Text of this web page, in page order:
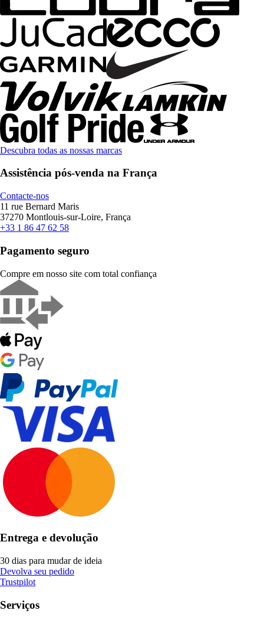
Descubra todas as nossas marcas
Assistência pós-venda na França
Contacte-nos
11 rue Bernard Maris
37270 Montlouis-sur-Loire, França
+33 1 86 47 62 58
Pagamento seguro
Compre em nosso site com total confiança
Entrega e devolução
30 dias para mudar de ideia
Devolva seu pedido
Trustpilot
Serviços